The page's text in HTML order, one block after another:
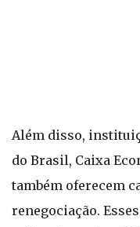
Além disso,
do Brasil, Caixa
também oferecem
renegociação.